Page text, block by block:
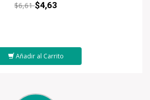
$6,61$4,63
Añadir al Carrito